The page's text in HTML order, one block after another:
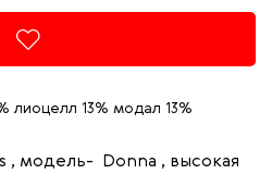
лиоцелл 13% модал 13%
, модель- Donna , высокая